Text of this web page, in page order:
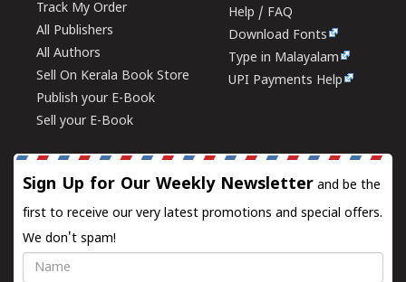
Track My Order
All Publishers
All Authors
Sell On Kerala Book Store
Publish your E-Book
Sell your E-Book
Help / FAQ
Download Fonts
Type in Malayalam
UPI Payments Help
Sign Up for Our Weekly Newsletter and be the
first to receive our very latest promotions and special offers.
We don't spam!
Name